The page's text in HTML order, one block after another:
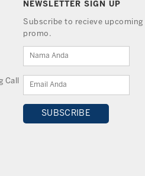
NEWSLETTER SIGN UP
Subscribe to recieve upcoming
promo.